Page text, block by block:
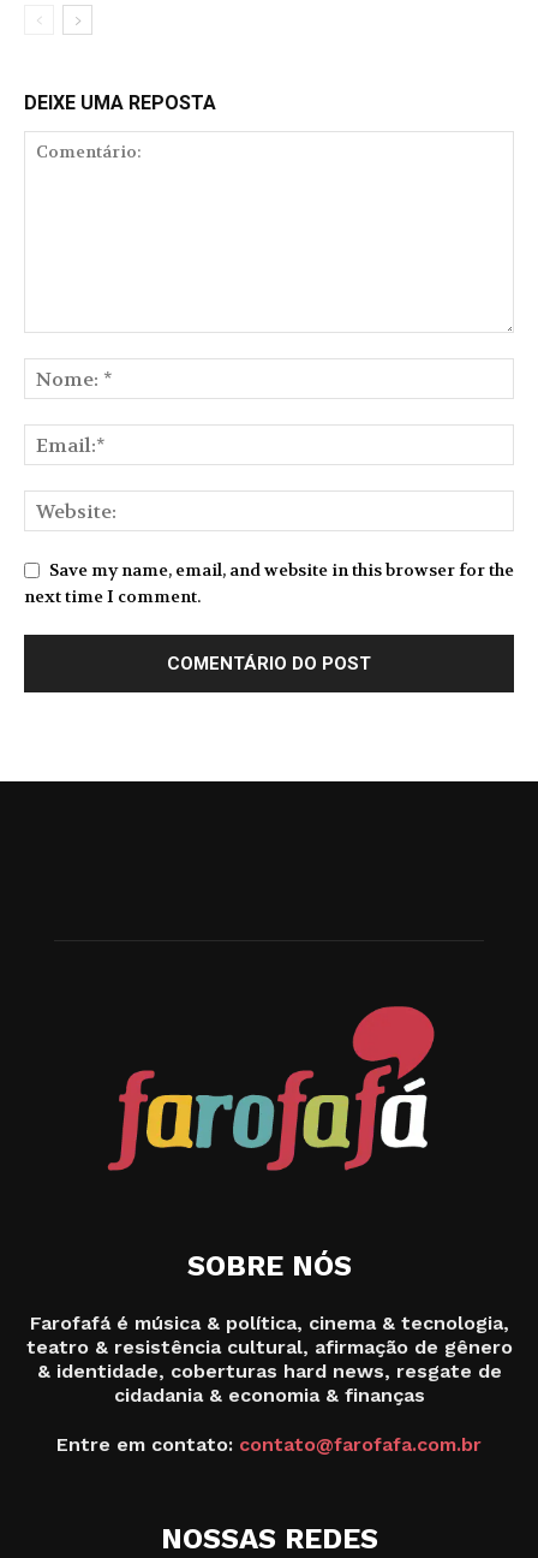
DEIXE UMA REPOSTA
Save my name, email, and website in this browser for the
next time I comment.
SOBRE NÓS
Farofafá é música & política, cinema & tecnologia,
teatro & resistência cultural, afirmação de gênero
& identidade, coberturas hard news, resgate de
cidadania & economia & finanças
Entre em contato: contato@farofafa.com.br
NOSSAS REDES